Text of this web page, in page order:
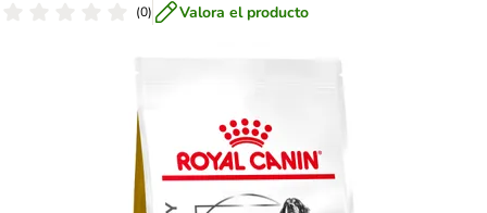
(0) Valora el producto